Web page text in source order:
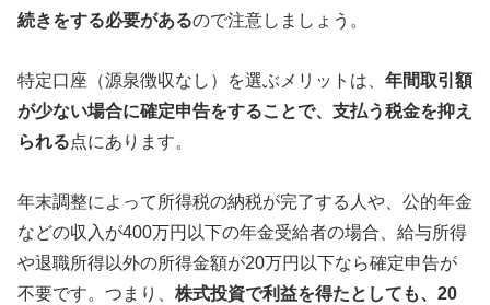
続きをする必要があるので注意しましょう。
特定口座（源泉徴収なし）を選ぶメリットは、 年間取引額
が少ない場合に確定申告をすることで、支払う税金を抑え
られる点にあります。
年末調整によって所得税の納税が完了する人や、公的年金
などの収入が400万円以下の年金受給者の場合、給与所得
や退職所得以外の所得金額が20万円以下なら確定申告が
不要です。つまり、 株式投資で利益を得たとしても、20